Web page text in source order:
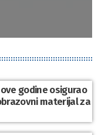
godine osigurao
materijal za